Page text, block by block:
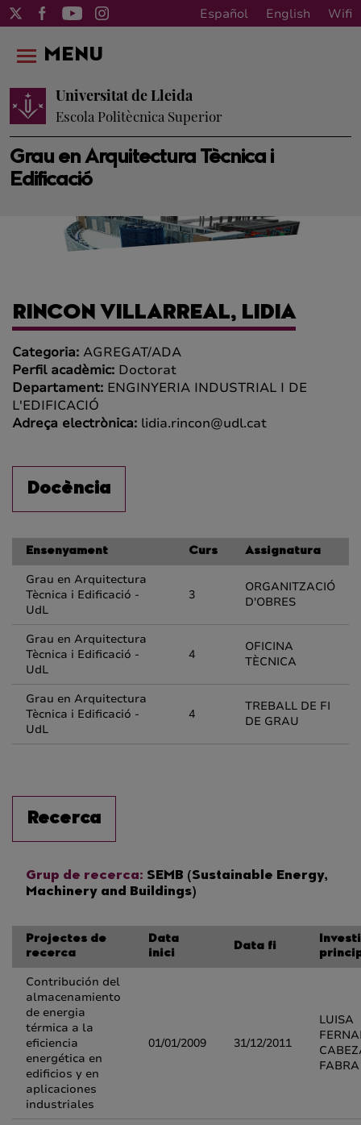
Español English Wifi
Grau en Arquitectura Tècnica i
Edificació
Universitat de Lleida
Escola Politècnica Superior
MENU
RINCON VILLARREAL, LIDIA
Categoria: AGREGAT/ADA
Perfil acadèmic: Doctorat
Departament: ENGINYERIA INDUSTRIAL I DE
L'EDIFICACIÓ
Adreça electrònica: lidia.rincon@udl.cat
Docència
Ensenyament Curs Assignatura
Grau en Arquitectura
Tècnica i Edificació -
UdL
3
ORGANITZACIÓ
D'OBRES
Grau en Arquitectura
Tècnica i Edificació -
UdL
4
OFICINA
TÈCNICA
Grau en Arquitectura
Tècnica i Edificació -
UdL
4
TREBALL DE FI
DE GRAU
Recerca
Grup de recerca: SEMB (Sustainable Energy,
Machinery and Buildings)
Projectes de
recerca
Data
inici
Data fi
Contribución del
almacenamiento
de energia
térmica a la
eficiencia
energética en
edificios y en
aplicaciones
industriales
01/01/2009 31/12/2011
LUISA
FABRA